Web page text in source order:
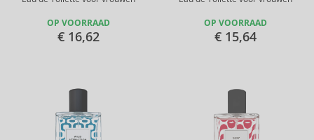
OP VOORRAAD
€ 16,62
OP VOORRAAD
€ 15,64